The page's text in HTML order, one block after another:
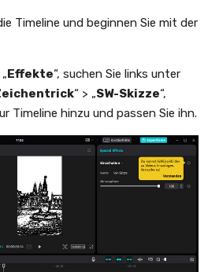
Timeline und beginnen Sie mit der
Effekte“, suchen Sie links unter
“ > „SW-Skizze“,
Timeline hinzu und passen Sie ihn.